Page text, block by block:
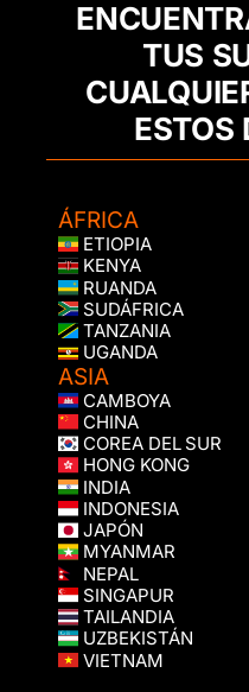
TUS
ESTOS
ÁFRICA
ETIOPIA
KENYA
RUANDA
SUDÁFRICA
TANZANIA
UGANDA
ASIA
CAMBOYA
CHINA
COREA DEL SUR
HONG KONG
INDIA
INDONESIA
JAPÓN
MYANMAR
NEPAL
SINGAPUR
TAILANDIA
UZBEKISTÁN
VIETNAM